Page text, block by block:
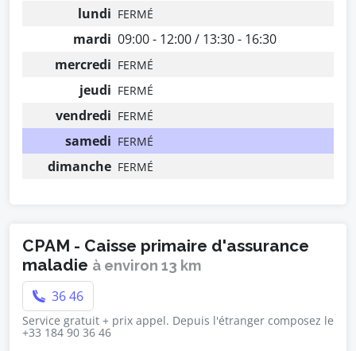
lundi FERMÉ
mardi 09:00 - 12:00 / 13:30 - 16:30
mercredi FERMÉ
jeudi FERMÉ
vendredi FERMÉ
samedi FERMÉ
dimanche FERMÉ
CPAM - Caisse primaire d'assurance
maladie à environ 13 km
36 46
Service gratuit + prix appel. Depuis l'étranger composez le
+33 184 90 36 46